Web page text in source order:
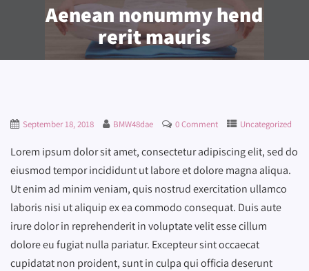
Aenean nonummy hend
rerit mauris
September 18, 2018 BMW48dae 0 Comment Uncategorized
Lorem ipsum dolor sit amet, consectetur adipiscing elit, sed do
eiusmod tempor incididunt ut labore et dolore magna aliqua.
Ut enim ad minim veniam, quis nostrud exercitation ullamco
laboris nisi ut aliquip ex ea commodo consequat. Duis aute
irure dolor in reprehenderit in voluptate velit esse cillum
dolore eu fugiat nulla pariatur. Excepteur sint occaecat
cupidatat non proident, sunt in culpa qui officia deserunt